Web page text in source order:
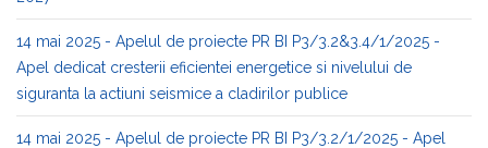
14 mai 2025 - Apelul de proiecte PR BI P3/3.2&3.4/1/2025 -
Apel dedicat cresterii eficientei energetice si nivelului de
siguranta la actiuni seismice a cladirilor publice
14 mai 2025 - Apelul de proiecte PR BI P3/3.2/1/2025 - Apel